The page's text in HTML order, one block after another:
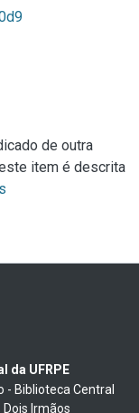
de outra
item é descrita
da UFRPE
- Biblioteca Central
Irmãos